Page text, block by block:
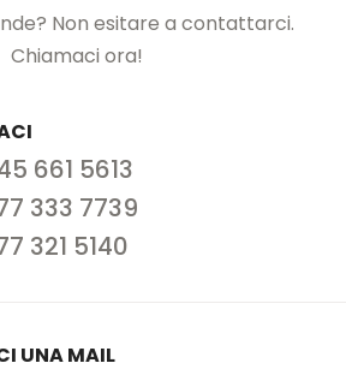
Non esitare a contattarci.
Chiamaci ora!
661 5613
333 7739
321 5140
UNA MAIL